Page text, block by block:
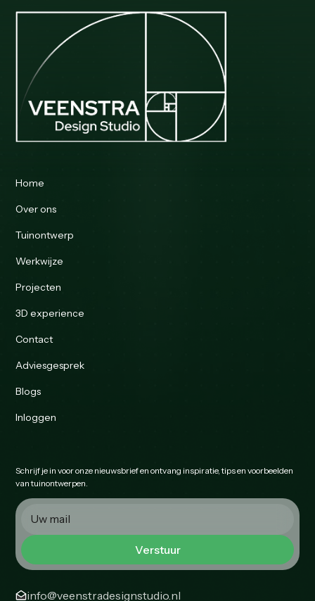
Home
Over ons
Tuinontwerp
Werkwijze
Projecten
3D experience
Contact
Adviesgesprek
Blogs
Inloggen
Schrijf je in voor onze nieuwsbrief en ontvang inspiratie, tips en voorbeelden
van tuinontwerpen.
info@veenstradesignstudio.nl